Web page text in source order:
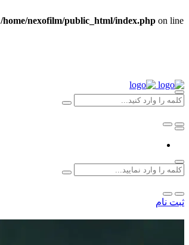
/home/nexofilm/public_html/index.php on line
ثبت نام